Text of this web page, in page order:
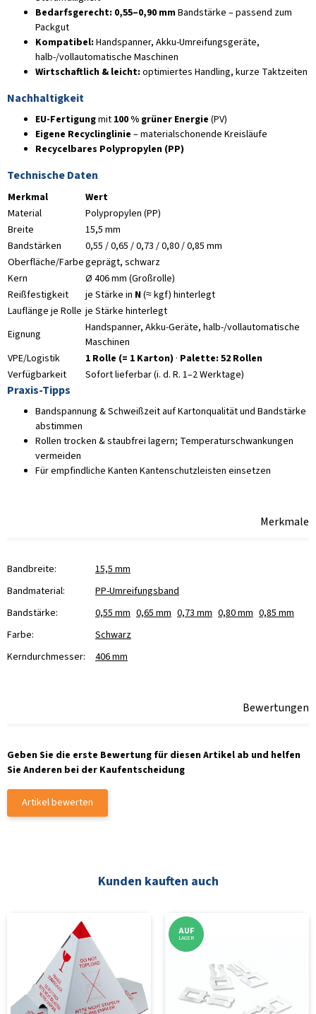
Bedarfsgerecht: 0,55–0,90 mmBandstärke – passend zum
Packgut
Kompatibel: Handspanner, Akku-Umreifungsgeräte,
halb-/vollautomatische Maschinen
Wirtschaftlich & leicht: optimiertes Handling, kurze Taktzeiten
Nachhaltigkeit
EU-Fertigungmit 100 % grüner Energie (PV)
Eigene Recyclinglinie – materialschonende Kreisläufe
Recycelbares Polypropylen (PP)
Technische Daten
Merkmal
Wert
Material
Polypropylen (PP)
Breite
15,5 mm
Bandstärken
0,55 / 0,65 / 0,73 / 0,80 / 0,85 mm
Oberfläche/Farbegeprägt, schwarz
Kern
Ø 406 mm (Großrolle)
Reißfestigkeit
je Stärke in N(≈ kgf) hinterlegt
Lauflänge je Rolle je Stärke hinterlegt
Eignung
Handspanner, Akku-Geräte, halb-/vollautomatische
Maschinen
VPE/Logistik
1 Rolle (= 1 Karton) · Palette: 52 Rollen
Verfügbarkeit
Sofort lieferbar (i. d. R. 1–2 Werktage)
Praxis-Tipps
Bandspannung & Schweißzeit auf Kartonqualität und Bandstärke
abstimmen
Rollen trocken & staubfrei lagern; Temperaturschwankungen
vermeiden
Für empfindliche Kanten Kantenschutzleisten einsetzen
Merkmale
Bandbreite:
15,5 mm
Bandmaterial:
PP-Umreifungsband
Bandstärke:
0,55 mm 0,65 mm 0,73 mm 0,80 mm 0,85 mm
Farbe:
Schwarz
Kerndurchmesser:
406 mm
Bewertungen
Geben Sie die erste Bewertung für diesen Artikel ab und helfen
Sie Anderen bei der Kaufentscheidung
Artikel bewerten
Kunden kauften auch
AUF
LAGER